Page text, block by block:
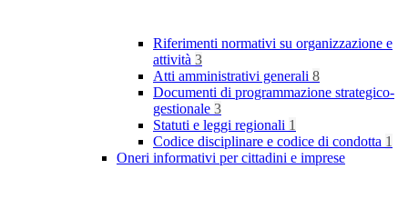
Riferimenti normativi su organizzazione e
attività 3
Atti amministrativi generali 8
Documenti di programmazione strategico-
gestionale 3
Statuti e leggi regionali 1
Codice disciplinare e codice di condotta 1
Oneri informativi per cittadini e imprese